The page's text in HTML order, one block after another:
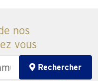
nos
vous
Rechercher